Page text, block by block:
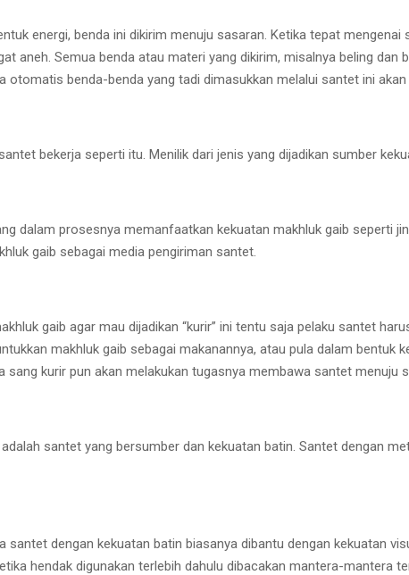
energi, benda ini dikirim menuju sasaran. Ketika tepat
aneh. Semua benda atau materi yang dikirim, misalnya beling
otomatis benda-benda yang tadi dimasukkan melalui santet ini
bekerja seperti itu. Menilik dari jenis yang dijadikan sumber
dalam prosesnya memanfaatkan kekuatan makhluk gaib seperti
gaib sebagai media pengiriman santet.
gaib agar mau dijadikan “kurir” ini tentu saja pelaku santet
makhluk gaib sebagai makanannya, atau pula dalam
sang kurir pun akan melakukan tugasnya membawa santet menuju
santet yang bersumber dan kekuatan batin. Santet dengan
santet dengan kekuatan batin biasanya dibantu dengan kekuatan
hendak digunakan terlebih dahulu dibacakan mantera-